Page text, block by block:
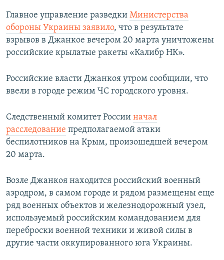
Главное управление разведки Министерства
обороны Украины заявило, что в результате
взрывов в Джанкое вечером 20 марта уничтожены
российские крылатые ракеты «Калибр НК».
Российские власти Джанкоя утром сообщили, что
ввели в городе режим ЧС городского уровня.
Следственный комитет России начал
расследование предполагаемой атаки
беспилотников на Крым, произошедшей вечером
20 марта.
Возле Джанкоя находится российский военный
аэродром, в самом городе и рядом размещены еще
ряд военных объектов и железнодорожный узел,
используемый российским командованием для
переброски военной техники и живой силы в
другие части оккупированного юга Украины.